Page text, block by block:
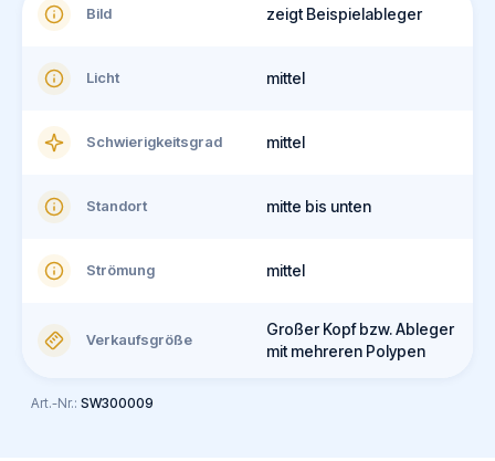
Bild zeigt Beispielableger
Licht mittel
Schwierigkeitsgrad mittel
Standort mitte bis unten
Strömung mittel
Verkaufsgröße
Großer Kopf bzw. Ableger
mit mehreren Polypen
Art.-Nr.: SW300009